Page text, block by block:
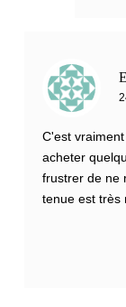
C'est
acheter
frustrer de ne
tenue est très